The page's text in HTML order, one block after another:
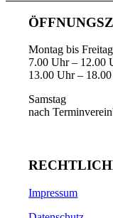
Montag bis Freitag
7.00 Uhr – 12.00
13.00 Uhr –
Samstag
nach
Impressum